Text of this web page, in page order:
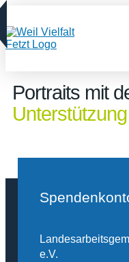
Portraits mit
Unterstützung
e.V.